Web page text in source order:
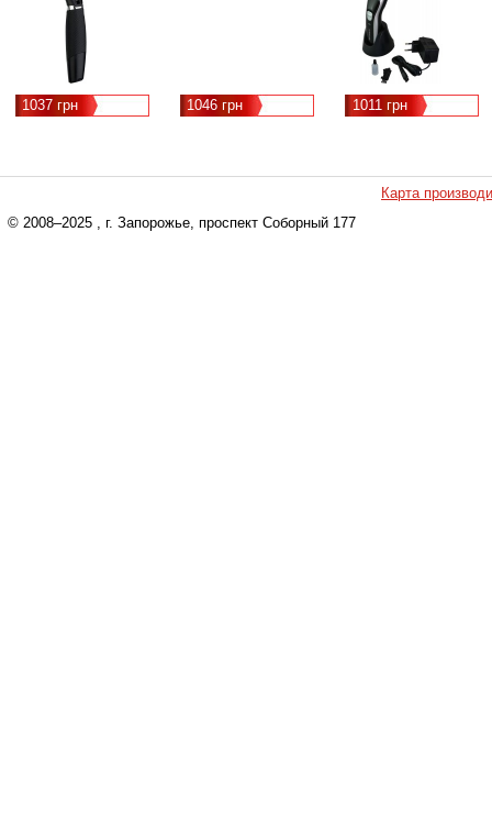
1037 грн 1046 грн 1011 грн
Карта
© 2008–2025 , г. Запорожье, проспект Соборный 177